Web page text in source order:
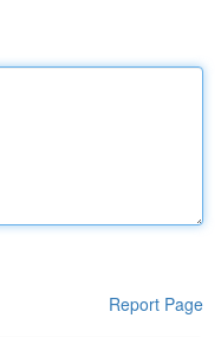
Report Page